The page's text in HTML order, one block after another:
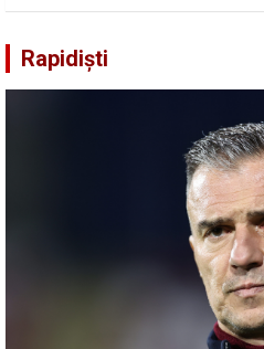
Rapidiști